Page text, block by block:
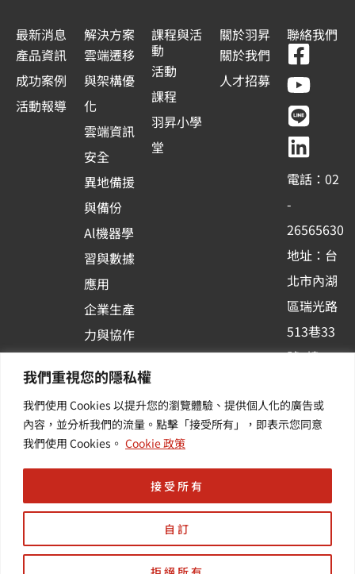
我們重視您的隱私權
我們使用 Cookies 以提升您的瀏覽體驗、提供個人化的廣告或
內容，並分析我們的流量。點擊「接受所有」，即表示您同意
我們使用 Cookies。 Cookie 政策
自訂
接受所有
最新消息
產品資訊
成功案例
活動報導
解決方案
雲端遷移
與架構優
化
雲端資訊
安全
異地備援
與備份
Al機器學
習與數據
應用
企業生產
力與協作
台應用
其他／加
值服務
課程與活
動
活動
課程
羽昇小學
堂
關於羽昇
關於我們
人才招募
聯絡我們
F
a
c
e
b
o
o
k
-
s
q
u
a
r
Y
o
u
t
u
b
e
L
i
n
e
L
i
n
k
e
d
i
n
電話：02
-
26565630
地址：台
北市內湖
區瑞光路
513巷33
號6樓
新訊 | 提
供您最新